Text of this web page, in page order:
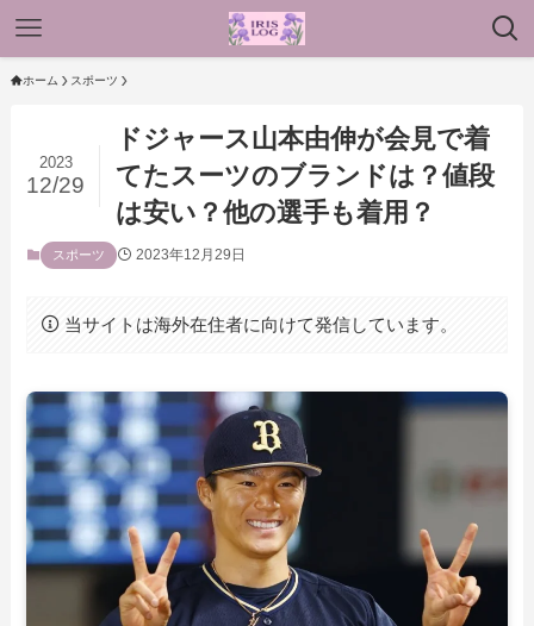
ホーム スポーツ
ドジャース山本由伸が会見で着
てたスーツのブランドは？値段
は安い？他の選手も着用？
2023
12/29
スポーツ 2023年12月29日
当サイトは海外在住者に向けて発信しています。